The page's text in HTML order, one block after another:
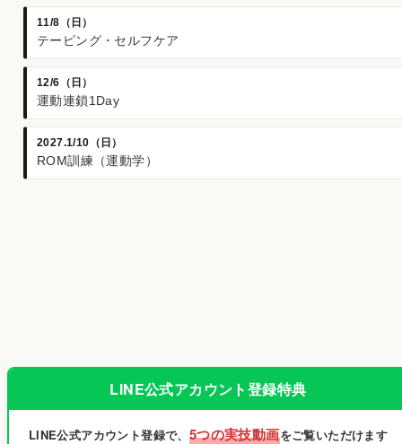
11/8（日）
テーピング・セルフケア
12/6（日）
運動連鎖1Day
2027.1/10（日）
ROM訓練（運動学）
LINE公式アカウント登録特典
LINE公式アカウント登録で、 5つの実技動画をご覧いただけます